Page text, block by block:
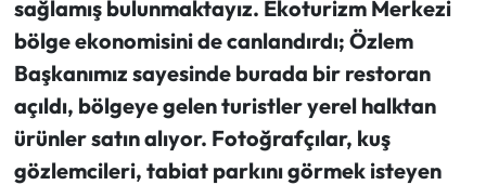
sağlamış bulunmaktayız. Ekoturizm Merkezi
bölge ekonomisini de canlandırdı; Özlem
Başkanımız sayesinde burada bir restoran
açıldı, bölgeye gelen turistler yerel halktan
ürünler satın alıyor. Fotoğrafçılar, kuş
gözlemcileri, tabiat parkını görmek isteyen